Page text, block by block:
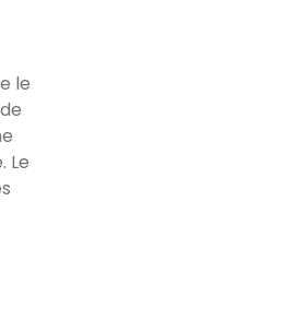
le
Le